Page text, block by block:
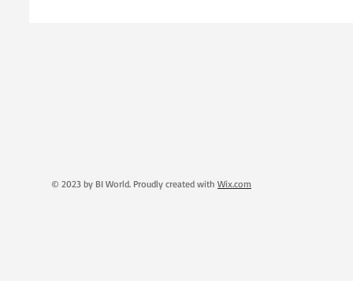
© 2023 by BI World. Proudly created with Wix.com